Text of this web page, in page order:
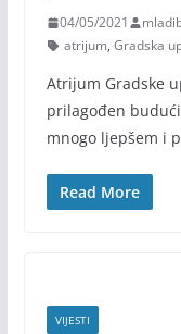
04/05/2021
atrijum, Gradska
Atrijum Gradske
prilagođen
mnogo ljepšem i
Read More
VIJESTI